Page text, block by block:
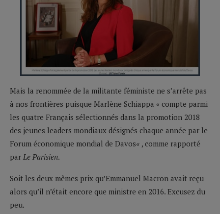
Mais la renommée de la militante féministe ne s’arrête pas
à nos frontières puisque Marlène Schiappa « compte parmi
les quatre Français sélectionnés dans la promotion 2018
des jeunes leaders mondiaux désignés chaque année par le
Forum économique mondial de Davos« , comme rapporté
par Le Parisien.
Soit les deux mêmes prix qu’Emmanuel Macron avait reçu
alors qu’il n’était encore que ministre en 2016. Excusez du
peu.